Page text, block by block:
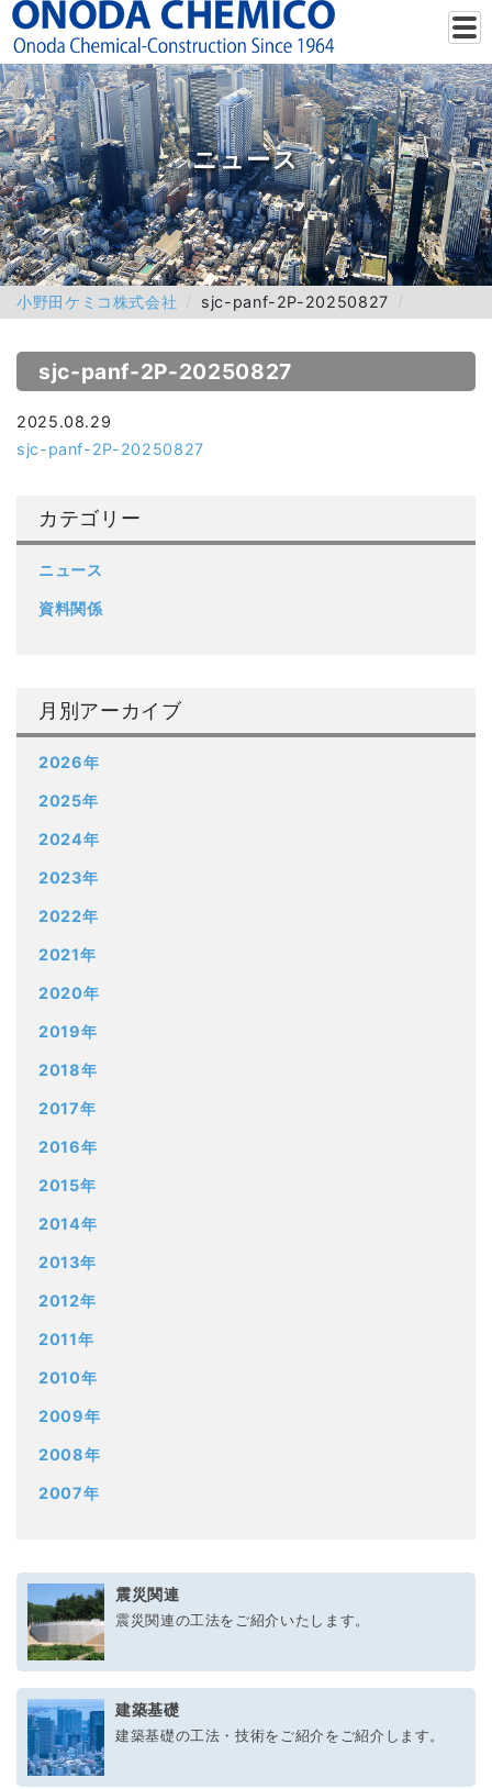
ニュース
小野田ケミコ株式会社 sjc-panf-2P-20250827
sjc-panf-2P-20250827
2025.08.29
sjc-panf-2P-20250827
カテゴリー
ニュース
資料関係
月別アーカイブ
2026年
2025年
2024年
2023年
2022年
2021年
2020年
2019年
2018年
2017年
2016年
2015年
2014年
2013年
2012年
2011年
2010年
2009年
2008年
2007年
震災関連
震災関連の工法をご紹介いたします。
建築基礎
建築基礎の工法・技術をご紹介をご紹介します。